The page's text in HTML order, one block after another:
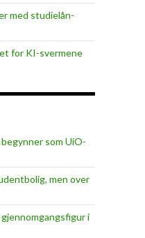
med studielån-
for KI-svermene
som UiO-
men over
i